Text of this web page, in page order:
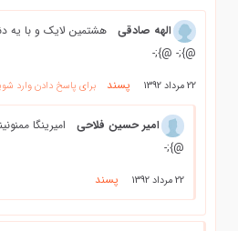
الهه صادقي
هشتمين لايك و با يه
@};- @};-
22 مرداد 1392 پسند برای پاسخ دادن وارد
امیر حسین فلاحی
امیرینگا
@};-
22 مرداد 1392 پسند